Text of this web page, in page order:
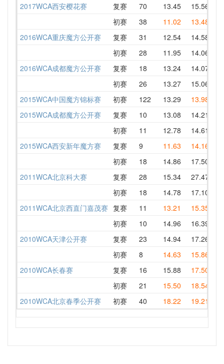
2017WCA西安樱花赛 复赛 70 13.45 15.56
初赛 38 11.02 13.48
2016WCA重庆魔方公开赛 复赛 31 12.54 14.58
初赛 28 11.95 14.06
2016WCA成都魔方公开赛 复赛 18 13.24 14.07
初赛 26 13.27 15.06
2015WCA中国魔方锦标赛 初赛 122 13.29 13.98
2015WCA成都魔方公开赛 复赛 10 13.08 14.21
初赛 11 12.78 14.61
2015WCA西安新年魔方赛 复赛 9 11.63 14.16
初赛 18 14.86 17.50
2011WCA北京科大赛 复赛 28 15.34 27.47
初赛 18 14.78 17.10
2011WCA北京西直门嘉茂赛 复赛 11 13.21 15.35
初赛 10 14.96 16.39
2010WCA天津公开赛 复赛 23 14.94 17.26
初赛 8 14.63 15.86
2010WCA长春赛 复赛 16 15.88 17.50
初赛 21 15.50 18.54
2010WCA北京春季公开赛 初赛 40 18.22 19.21